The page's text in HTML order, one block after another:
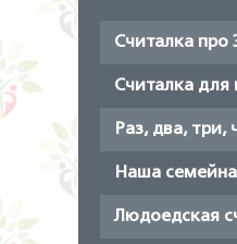
Считалка про
Считалка для
Раз, два, три,
Наша
Людоедская